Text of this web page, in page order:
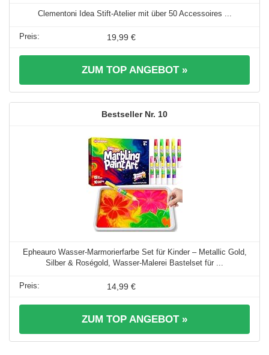
Clementoni Idea Stift-Atelier mit über 50 Accessoires ...
19,99 €
ZUM TOP ANGEBOT »
10
Epheauro Wasser-Marmorierfarbe Set für Kinder – Metallic Gold,
Silber & Roségold, Wasser-Malerei Bastelset für ...
14,99 €
ZUM TOP ANGEBOT »